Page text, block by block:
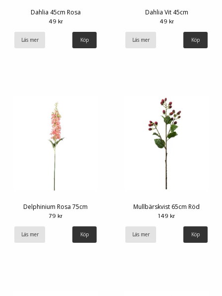
Dahlia 45cm Rosa
49 kr
Läs mer
Dahlia Vit 45cm
49 kr
Läs mer
Delphinium Rosa 75cm
79 kr
Läs mer
Mullbärskvist 65cm Röd
149 kr
Läs mer